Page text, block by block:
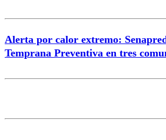
Alerta por calor extremo:
Temprana Preventiva en tres